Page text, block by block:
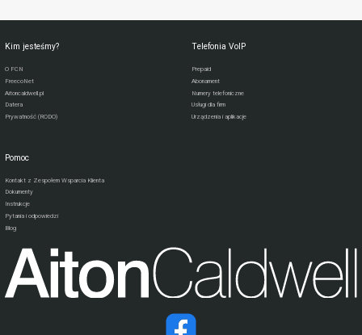
Kim jesteśmy?
O FCN
FreecoNet
Aitoncaldwell.pl
Datera
Prywatność (RODO)
Telefonia VoIP
Prepaid
Abonament
Numery telefoniczne
Usługi dla firm
Urządzenia i aplikacje
Pomoc
Kontakt z Zespołem Wsparcia Klienta
Dokumenty
Instrukcje
Pytania i odpowiedzi
Blog